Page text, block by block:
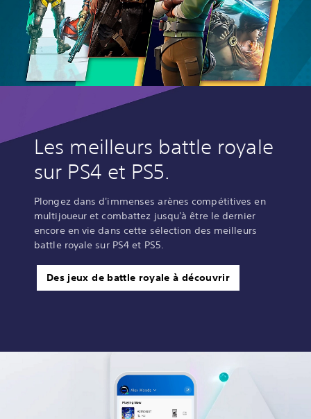
Les meilleurs battle royale
sur PS4 et PS5.
Plongez dans d'immenses arènes compétitives en
multijoueur et combattez jusqu'à être le dernier
encore en vie dans cette sélection des meilleurs
battle royale sur PS4 et PS5.
Des jeux de battle royale à découvrir